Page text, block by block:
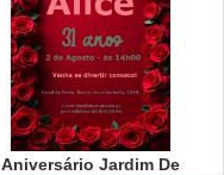
Aniversário Jardim De